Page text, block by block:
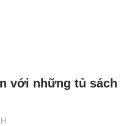
với những tủ sách